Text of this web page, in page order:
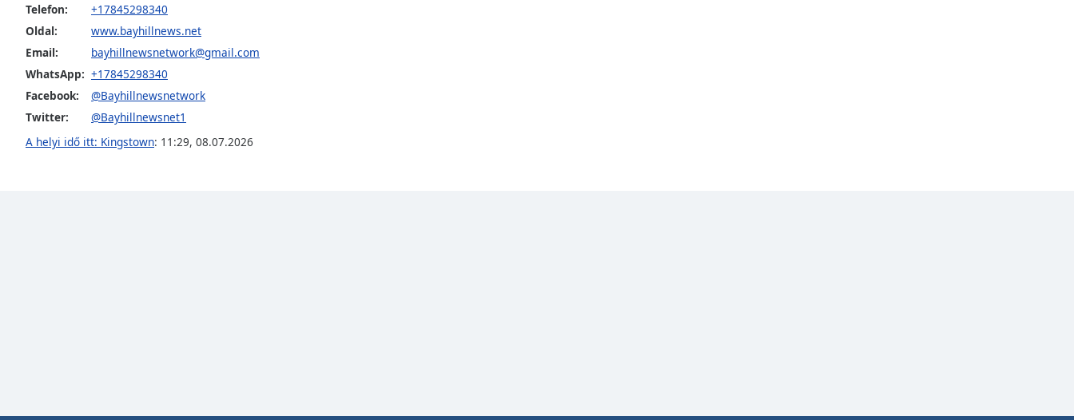
Caption
Area
Background
Color
Opacity
Telefon:
+17845298340
Oldal:
www.bayhillnews.net
Email:
bayhillnewsnetwork@gmail.com
WhatsApp: +17845298340
Facebook:
@Bayhillnewsnetwork
Twitter:
@Bayhillnewsnet1
A helyi idő itt: Kingstown: 11:29, 08.07.2026